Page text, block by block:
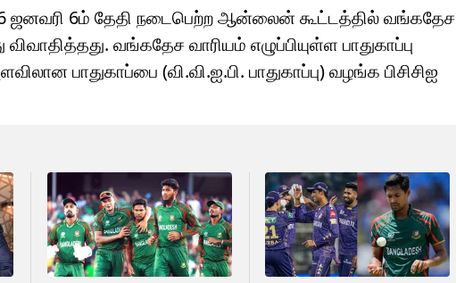
ஜனவரி 6ம் தேதி நடைபெற்ற ஆன்லைன் கூட்டத்தில் வங்கதேச
வங்கதேச வாரியம் எழுப்பியுள்ள பாதுகாப்பு
பாதுகாப்பை (வி.வி.ஐ.பி. பாதுகாப்பு) வழங்க பிசிசிஐ